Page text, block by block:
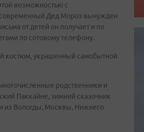
возможностью с
современный Дед Мороз вынужден
от детей он получает и по
по сотовому телефону.
костюм, украшенный самобытной
родственники и
Паккайне, зимний сказочник
из Вологды, Москвы, Нижнего